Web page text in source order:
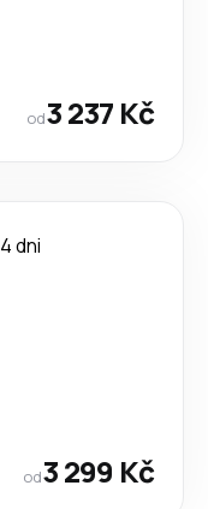
od3 237 Kč
4 dni
od3 299 Kč